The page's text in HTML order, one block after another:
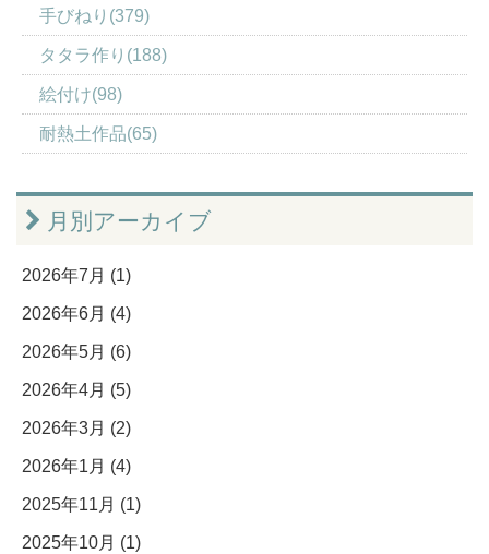
手びねり(379)
タタラ作り(188)
絵付け(98)
耐熱土作品(65)
月別アーカイブ
2026年7月 (1)
2026年6月 (4)
2026年5月 (6)
2026年4月 (5)
2026年3月 (2)
2026年1月 (4)
2025年11月 (1)
2025年10月 (1)